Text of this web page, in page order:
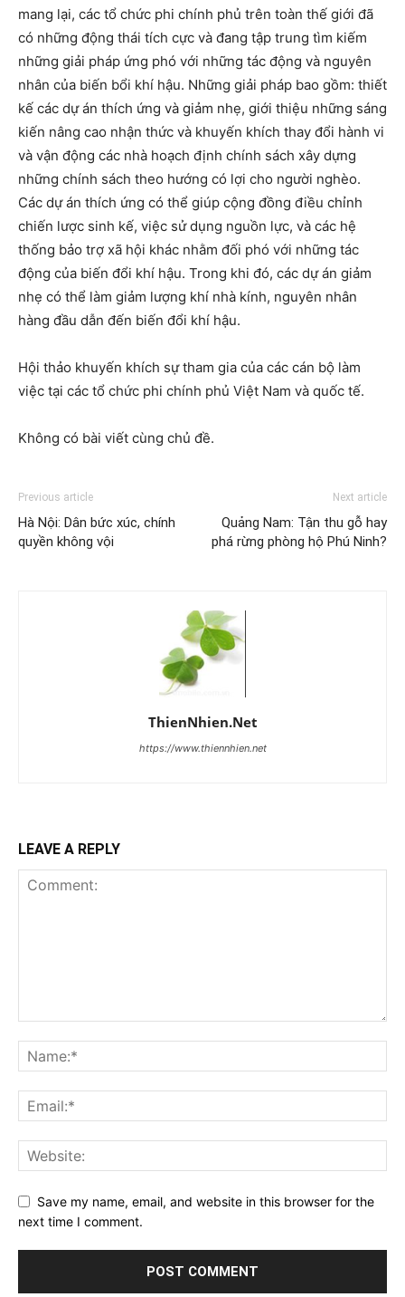
mang lại, các tổ chức phi chính phủ trên toàn thế giới đã
có những động thái tích cực và đang tập trung tìm kiếm
những giải pháp ứng phó với những tác động và nguyên
nhân của biến bổi khí hậu. Những giải pháp bao gồm: thiết
kế các dự án thích ứng và giảm nhẹ, giới thiệu những sáng
kiến nâng cao nhận thức và khuyến khích thay đổi hành vi
và vận động các nhà hoạch định chính sách xây dựng
những chính sách theo hướng có lợi cho người nghèo.
Các dự án thích ứng có thể giúp cộng đồng điều chỉnh
chiến lược sinh kế, việc sử dụng nguồn lực, và các hệ
thống bảo trợ xã hội khác nhằm đối phó với những tác
động của biến đổi khí hậu. Trong khi đó, các dự án giảm
nhẹ có thể làm giảm lượng khí nhà kính, nguyên nhân
hàng đầu dẫn đến biến đổi khí hậu.
Hội thảo khuyến khích sự tham gia của các cán bộ làm
việc tại các tổ chức phi chính phủ Việt Nam và quốc tế.
Không có bài viết cùng chủ đề.
Previous article
Hà Nội: Dân bức xúc, chính
quyền không vội
Next article
Quảng Nam: Tận thu gỗ hay
phá rừng phòng hộ Phú Ninh?
ThienNhien.Net
https://www.thiennhien.net
LEAVE A REPLY
Save my name, email, and website in this browser for the
next time I comment.